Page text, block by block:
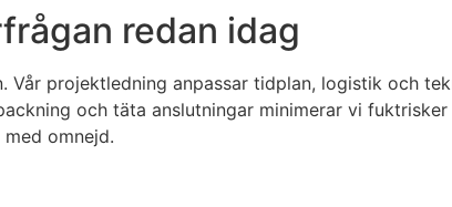
redan idag
projektledning anpassar tidplan, logistik och
och täta anslutningar minimerar vi fuktrisker
omnejd.